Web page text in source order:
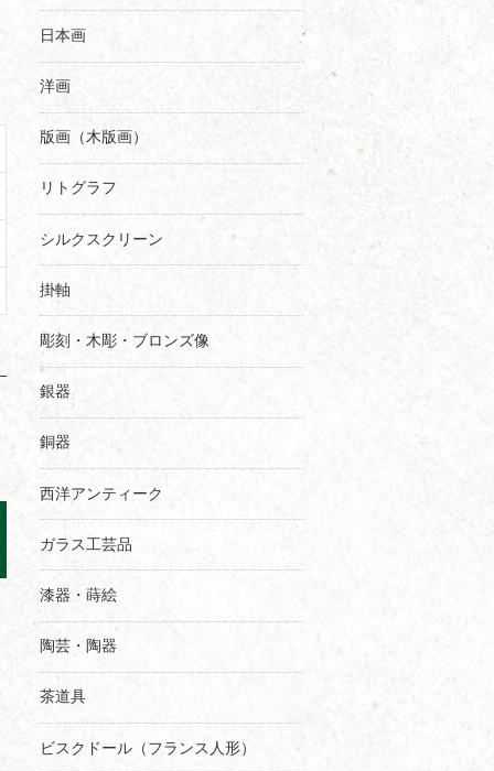
日本画
洋画
版画（木版画）
リトグラフ
シルクスクリーン
掛軸
彫刻・木彫・ブロンズ像
銀器
銅器
西洋アンティーク
ガラス工芸品
漆器・蒔絵
陶芸・陶器
茶道具
ビスクドール（フランス人形）